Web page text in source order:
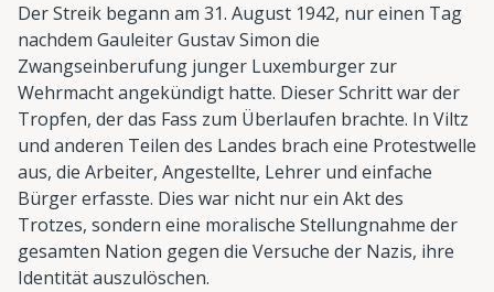
Der Streik begann am 31. August 1942, nur einen Tag
nachdem Gauleiter Gustav Simon die
Zwangseinberufung junger Luxemburger zur
Wehrmacht angekündigt hatte. Dieser Schritt war der
Tropfen, der das Fass zum Überlaufen brachte. In Viltz
und anderen Teilen des Landes brach eine Protestwelle
aus, die Arbeiter, Angestellte, Lehrer und einfache
Bürger erfasste. Dies war nicht nur ein Akt des
Trotzes, sondern eine moralische Stellungnahme der
gesamten Nation gegen die Versuche der Nazis, ihre
Identität auszulöschen.